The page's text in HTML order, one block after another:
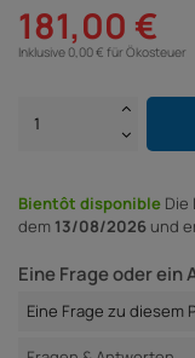
181,00 €
Inklusive 0,00 € für Ökosteuer
Bientôt disponible Die
dem 13/08/2026 und
Eine Frage oder ein
Eine Frage zu diesem